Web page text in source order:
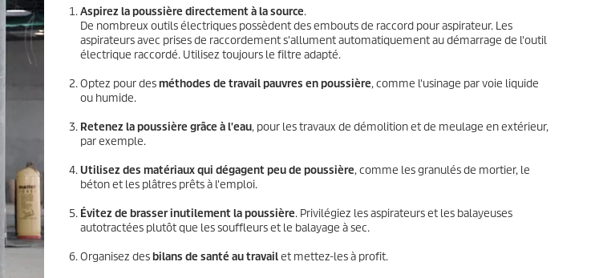
Aspirez la poussière directement à la source.
De nombreux outils électriques possèdent des embouts de raccord pour aspirateur. Les
aspirateurs avec prises de raccordement s'allument automatiquement au démarrage de l'outil
électrique raccordé. Utilisez toujours le filtre adapté.
Optez pour desméthodes de travail pauvres en poussière, comme l'usinage par voie liquide
ou humide.
Retenez la poussière grâce à l'eau, pour les travaux de démolition et de meulage en extérieur,
par exemple.
Utilisez des matériaux qui dégagent peu de poussière, comme les granulés de mortier, le
béton et les plâtres prêts à l'emploi.
Évitez de brasser inutilement la poussière. Privilégiez les aspirateurs et les balayeuses
autotractées plutôt que les souffleurs et le balayage à sec.
Organisez desbilans de santé au travailet mettez-les à profit.